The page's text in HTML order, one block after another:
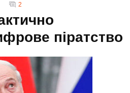
2
піратство